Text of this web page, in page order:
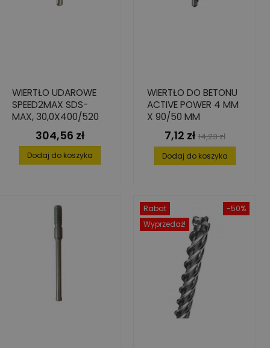
WIERTŁO UDAROWE
SPEED2MAX SDS-
MAX, 30,0X400/520
Cena
304,56 zł
Dodaj do koszyka
WIERTŁO DO BETONU
ACTIVE POWER 4 MM
X 90/50 MM
Cena
7,12 zł Cena
podstawowa
14,23 zł
Dodaj do koszyka
-50%
Rabat
Wyprzedaż!